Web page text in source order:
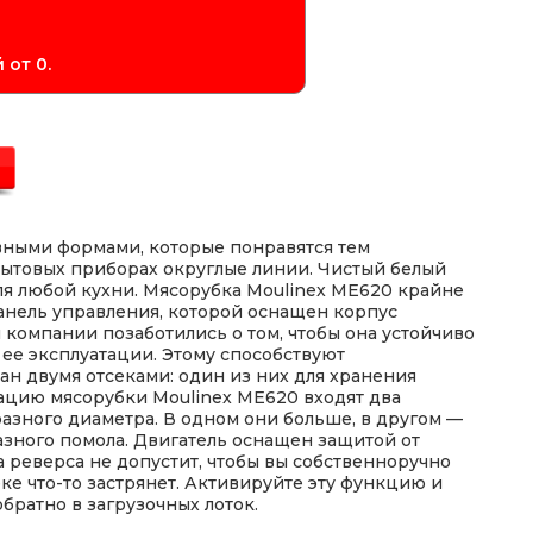
от 0.
формами, которые понравятся тем
приборах округлые линии. Чистый белый
любой кухни. Мясорубка Moulinex ME620 крайне
управления, которой оснащен корпус
позаботились о том, чтобы она устойчиво
эксплуатации. Этому способствуют
двумя отсеками: один из них для хранения
мясорубки Moulinex ME620 входят два
диаметра. В одном они больше, в другом —
помола. Двигатель оснащен защитой от
не допустит, чтобы вы собственноручно
что-то застрянет. Активируйте эту функцию и
в загрузочных лоток.